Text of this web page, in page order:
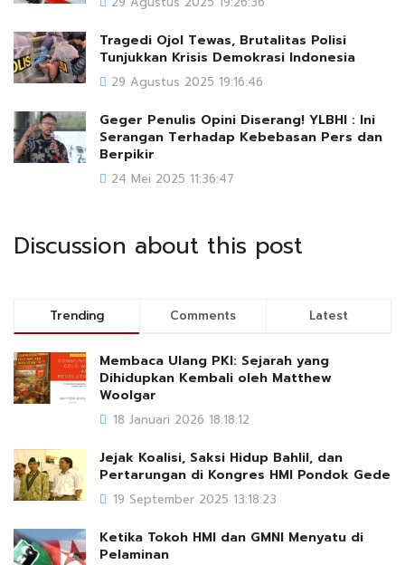
Tragedi Ojol Tewas, Brutalitas Polisi
Tunjukkan Krisis Demokrasi Indonesia
29 Agustus 2025 19:16:46
Geger Penulis Opini Diserang! YLBHI : Ini
Serangan Terhadap Kebebasan Pers dan
Berpikir
24 Mei 2025 11:36:47
Discussion about this post
Trending Comments Latest
Membaca Ulang PKI: Sejarah yang
Dihidupkan Kembali oleh Matthew
Woolgar
18 Januari 2026 18:18:12
Jejak Koalisi, Saksi Hidup Bahlil, dan
Pertarungan di Kongres HMI Pondok Gede
19 September 2025 13:18:23
Ketika Tokoh HMI dan GMNI Menyatu di
Pelaminan